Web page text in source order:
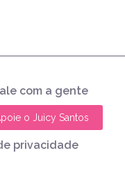
com a gente
o Juicy Santos
privacidade